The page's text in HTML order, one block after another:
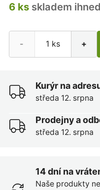
6 ksskladem
- +
Kurýr na
středa 12. srpna
Prodejny a
středa 12. srpna
14 dní na
Naše produkty